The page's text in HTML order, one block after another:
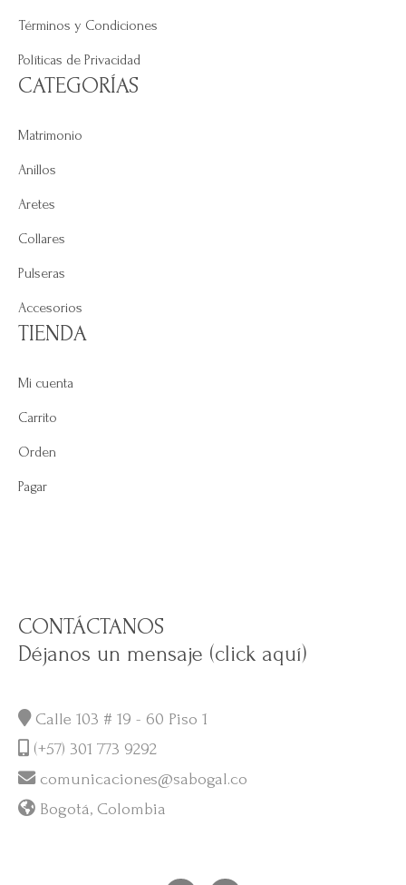
Términos y Condiciones
Políticas de Privacidad
CATEGORÍAS
Matrimonio
Anillos
Aretes
Collares
Pulseras
Accesorios
TIENDA
Mi cuenta
Carrito
Orden
Pagar
CONTÁCTANOS
Déjanos un mensaje (click aquí)
Calle 103 # 19 - 60 Piso 1
(+57) 301 773 9292
comunicaciones@sabogal.co
Bogotá, Colombia